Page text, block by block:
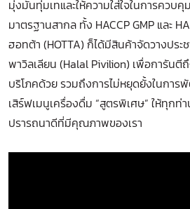
มุ่งมั่นทุ่มเทและให้ความใส่ใจในการควบ
มาตรฐานสากล ทั้ง HACCP GMP และ
ฮอทต้า (HOTTA) ก็ได้มีสินค้าจัดวางปร
พาวิลเลียน (Halal Pivilion) เพื่อการันตี
บริโภคด้วย รวมถึงการไม่หยุดยั้งในกา
เสิร์ฟเมนูเครื่องดื่ม “สูตรพิเศษ” ให้ทุกท่
ปรารถนาดีที่มีคุณภาพของเรา